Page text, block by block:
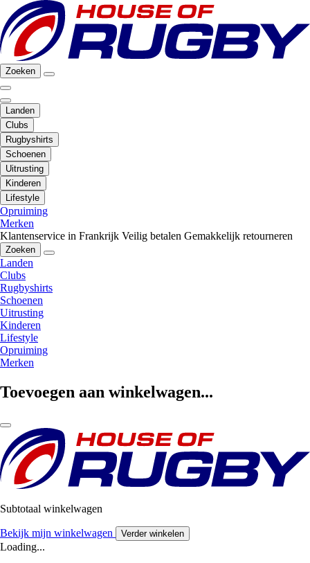
Zoeken
Landen
Clubs
Rugbyshirts
Schoenen
Uitrusting
Kinderen
Lifestyle
Opruiming
Merken
Klantenservice in Frankrijk Veilig betalen Gemakkelijk retourneren
Zoeken
Landen
Clubs
Rugbyshirts
Schoenen
Uitrusting
Kinderen
Lifestyle
Opruiming
Merken
Toevoegen aan winkelwagen...
Subtotaal winkelwagen
Bekijk mijn winkelwagen Verder winkelen
Loading...